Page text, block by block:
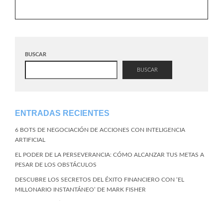
BUSCAR
BUSCAR
ENTRADAS RECIENTES
6 BOTS DE NEGOCIACIÓN DE ACCIONES CON INTELIGENCIA
ARTIFICIAL
EL PODER DE LA PERSEVERANCIA: CÓMO ALCANZAR TUS METAS A
PESAR DE LOS OBSTÁCULOS
DESCUBRE LOS SECRETOS DEL ÉXITO FINANCIERO CON ‘EL
MILLONARIO INSTANTÁNEO’ DE MARK FISHER